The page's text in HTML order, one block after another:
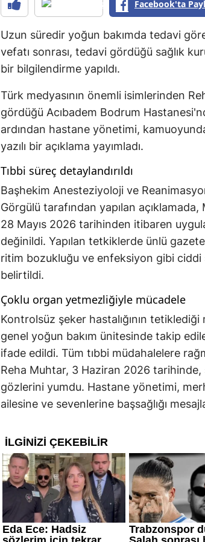
Facebook'ta
Uzun süredir yoğun bakımda tedavi
vefatı sonrası, tedavi gördüğü sağlık
bir bilgilendirme yapıldı.
Türk medyasının önemli isimlerinden
gördüğü Acıbadem Bodrum
ardından hastane yönetimi,
yazılı bir açıklama yayımladı.
Tıbbi süreç detaylandırıldı
Başhekim Anesteziyoloji ve
Görgülü tarafından yapılan
28 Mayıs 2026 tarihinden itibaren
değinildi. Yapılan tetkiklerde ünlü
ritim bozukluğu ve enfeksiyon gibi ciddi
belirtildi.
Çoklu organ yetmezliğiyle mücadele
Kontrolsüz şeker hastalığının
genel yoğun bakım ünitesinde takip
ifade edildi. Tüm tıbbi müdahalelere
Reha Muhtar, 3 Haziran 2026 tarihinde,
gözlerini yumdu. Hastane yönetimi,
ailesine ve sevenlerine başsağlığı